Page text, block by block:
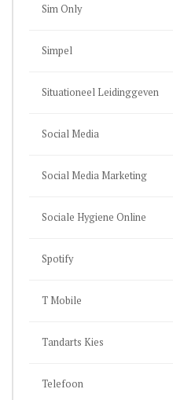
Sim Only
Simpel
Situationeel Leidinggeven
Social Media
Social Media Marketing
Sociale Hygiene Online
Spotify
T Mobile
Tandarts Kies
Telefoon